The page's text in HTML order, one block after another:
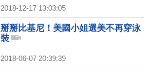
2018-12-17 13:03:05
掰掰比基尼！美國小姐選美不再穿泳
裝
2018-06-07 20:39:39